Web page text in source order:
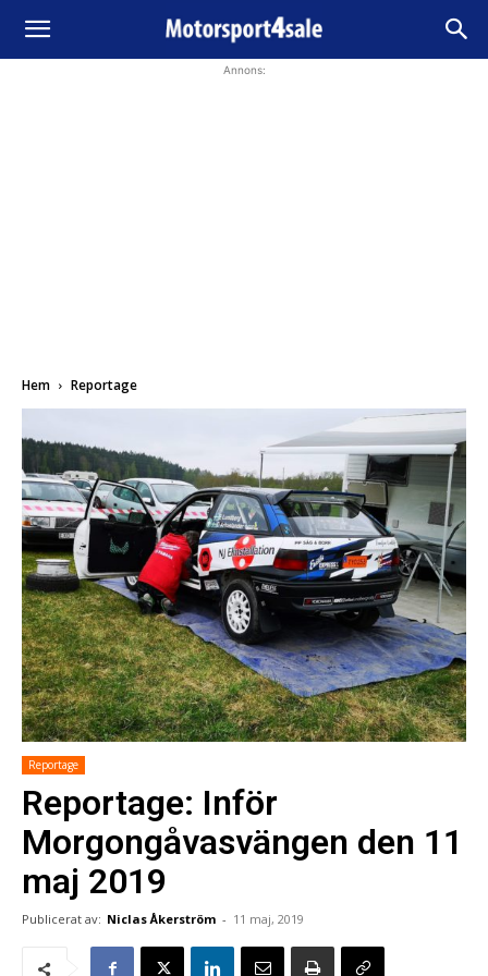
Annons:
Hem Reportage
Reportage
Reportage: Inför
Morgongåvasvängen den 11
maj 2019
Publicerat av: Niclas Åkerström - 11 maj, 2019